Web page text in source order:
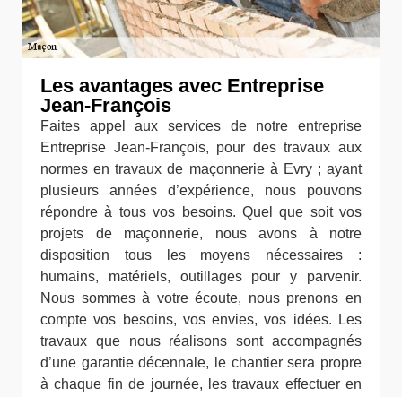
Les avantages avec Entreprise
Jean-François
Faites appel aux services de notre entreprise
Entreprise Jean-François, pour des travaux aux
normes en travaux de maçonnerie à Evry ; ayant
plusieurs années d’expérience, nous pouvons
répondre à tous vos besoins. Quel que soit vos
projets de maçonnerie, nous avons à notre
disposition tous les moyens nécessaires :
humains, matériels, outillages pour y parvenir.
Nous sommes à votre écoute, nous prenons en
compte vos besoins, vos envies, vos idées. Les
travaux que nous réalisons sont accompagnés
d’une garantie décennale, le chantier sera propre
à chaque fin de journée, les travaux effectuer en